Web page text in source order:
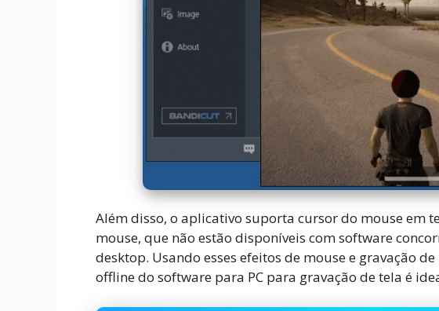
Além disso, o aplicativo suporta cursor do mouse em
mouse, que não estão disponíveis com software
desktop. Usando esses efeitos de mouse e gravação
offline do software para PC para gravação de tela é